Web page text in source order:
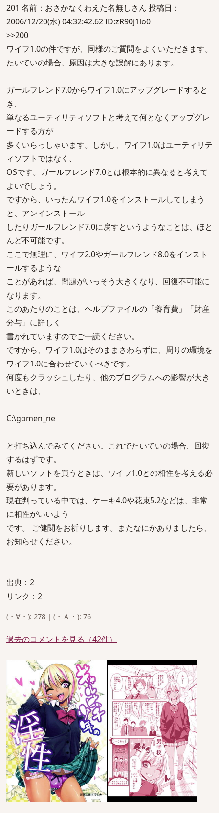
201 名前：おさかなくわえた名無しさん 投稿日：
2006/12/20(水) 04:32:42.62 ID:zR90j1lo0
>>200
ワイフ1.0の件ですが、同様のご質問をよくいただきます。
たいていの場合、原因は大きな誤解にあります。
ガールフレンド7.0からワイフ1.0にアップグレードすると
き、
単なるユーティリティソフトと考えて何となくアップグレ
ードする方が
多くいらっしゃいます。しかし、ワイフ1.0はユーティリテ
ィソフトではなく、
OSです。ガールフレンド7.0とは根本的に異なると考えて
よいでしょう。
ですから、いったんワイフ1.0をインストールしてしまう
と、アンインストール
したりガールフレンド7.0に戻すというようなことは、ほと
んど不可能です。
ここで無理に、ワイフ2.0やガールフレンド8.0をインスト
ールするような
ことがあれば、問題がいっそう大きくなり、回復不可能に
なります。
このあたりのことは、ヘルプファイルの「養育費」「財産
分与」に詳しく
書かれていますのでご一読ください。
ですから、ワイフ1.0はそのままさわらずに、周りの環境を
ワイフ1.0に合わせていくべきです。
何度もクラッシュしたり、他のプログラムへの影響が大き
いときは、
C:\gomen_ne
と打ち込んでみてください。これでたいていの場合、回復
するはずです。
新しいソフトを買うときは、ワイフ1.0との相性を考える必
要があります。
現在判っている中では、ケーキ4.0や花束5.2などは、非常
に相性がいいよう
です。 ご健闘をお祈りします。またなにかありましたら、
お知らせください。
出典：2
リンク：2
(・∀・): 278 | (・Ａ・): 76
過去のコメントを見る（42件）